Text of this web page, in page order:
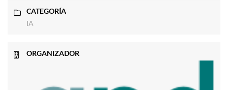
CATEGORÍA
IA
ORGANIZADOR